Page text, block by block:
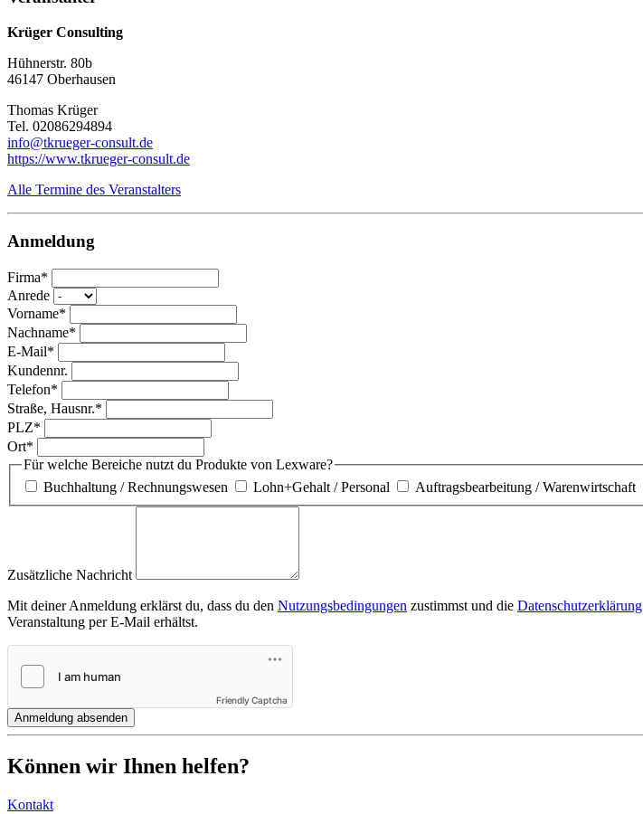
Krüger Consulting
Hühnerstr. 80b
46147 Oberhausen
Thomas Krüger
Tel. 02086294894
info@tkrueger-consult.de
https://www.tkrueger-consult.de
Alle Termine des Veranstalters
Anmeldung
Firma*
Anrede
Vorname*
Nachname*
E-Mail*
Kundennr.
Telefon*
Straße, Hausnr.*
PLZ*
Ort*
Für welche Bereiche nutzt du Produkte von Lexware?
Buchhaltung / Rechnungswesen
Lohn+Gehalt / Personal Auftragsbearbeitung / Warenwirtschaft
Zusätzliche Nachricht
Mit deiner Anmeldung erklärst du, dass du den Nutzungsbedingungen zustimmst und die Datenschutzerklärung
Veranstaltung per E-Mail erhältst.
Friendly Captcha
Anmeldung absenden
Können wir Ihnen helfen?
Kontakt